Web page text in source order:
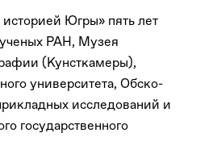
Югры» пять лет
РАН, Музея
(Кунсткамеры),
университета, Обско-
исследований и
государственного